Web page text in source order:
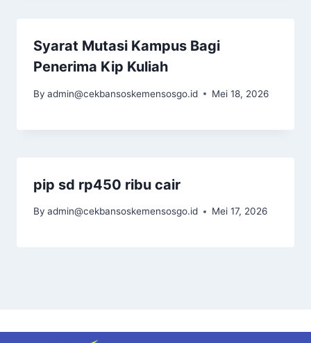
Syarat Mutasi Kampus Bagi
Penerima Kip Kuliah
By admin@cekbansoskemensosgo.id Mei 18, 2026
pip sd rp450 ribu cair
By admin@cekbansoskemensosgo.id Mei 17, 2026